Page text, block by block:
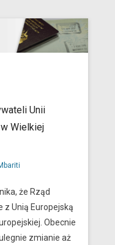
Unii
Wielkiej
że Rząd
z Unią Europejską
Obecnie
zmianie aż